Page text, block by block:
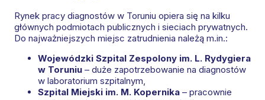
Rynek pracy diagnostów w Toruniu opiera się na kilku
głównych podmiotach publicznych i sieciach prywatnych.
Do najważniejszych miejsc zatrudnienia należą m.in.:
Wojewódzki Szpital Zespolony im. L. Rydygiera
w Toruniu – duże zapotrzebowanie na diagnostów
w laboratorium szpitalnym,
Szpital Miejski im. M. Kopernika – pracownie